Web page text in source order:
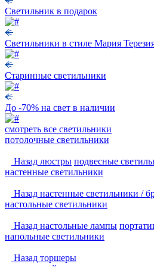
Светильник в подарок
Светильники в стиле Мария
Старинные светильники
До -70% на свет в наличии
смотреть все светильники
потолочные светильники
Назад люстры подвесные
настенные светильники
Назад настенные светильники /
настольные светильники
Назад настольные лампы
напольные светильники
Назад торшеры